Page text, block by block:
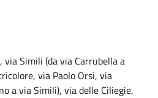
via Simili (da via Carrubella a
via Paolo Orsi, via
a via Simili), via delle Ciliegie,